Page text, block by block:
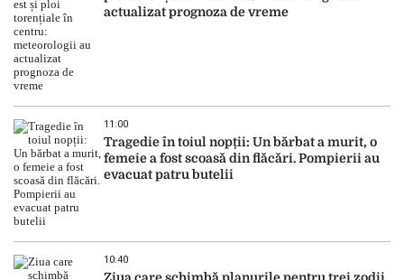
actualizat prognoza de vreme
11:00
Tragedie în toiul nopții: Un bărbat a murit, o
femeie a fost scoasă din flăcări. Pompierii au
evacuat patru butelii
10:40